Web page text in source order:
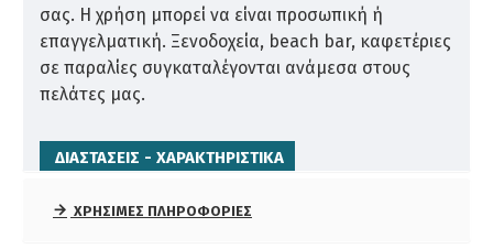
σας. Η χρήση μπορεί να είναι προσωπική ή
επαγγελματική. Ξενοδοχεία, beach bar, καφετέριες
σε παραλίες συγκαταλέγονται ανάμεσα στους
πελάτες μας.
ΔΙΑΣΤΆΣΕΙΣ - ΧΑΡΑΚΤΗΡΙΣΤΙΚΆ
Είδος ξύλου: Σουηδική εμποτισμένη πεύκη.
ΧΡΉΣΙΜΕΣ ΠΛΗΡΟΦΟΡΊΕΣ